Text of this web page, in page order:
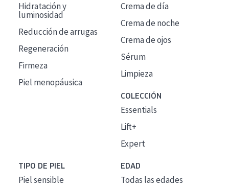
Hidratación y
luminosidad
Reducción de arrugas
Regeneración
Firmeza
Piel menopáusica
Crema de día
Crema de noche
Crema de ojos
Sérum
Limpieza
COLECCIÓN
Essentials
Lift+
Expert
TIPO DE PIEL
Piel sensible
EDAD
Todas las edades